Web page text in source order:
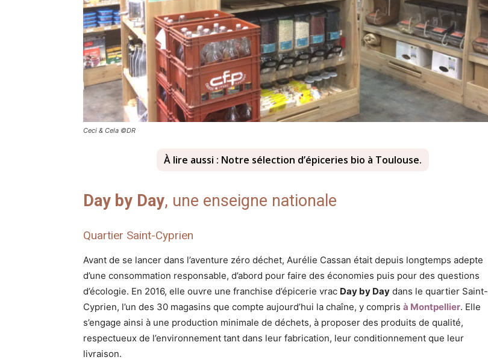
Ceci & Cela ©DR
À lire aussi : Notre sélection d’épiceries bio à Toulouse.
Day by Day, une enseigne nationale
Quartier Saint-Cyprien
Avant de se lancer dans l’aventure zéro déchet, Aurélie Cassan était depuis longtemps adepte
d’une consommation responsable, d’abord pour faire des économies puis pour des questions
d’écologie. En 2016, elle ouvre une franchise d’épicerie vrac Day by Day dans le quartier Saint-
Cyprien, l’un des 30 magasins que compte aujourd’hui la chaîne, y compris à Montpellier. Elle
s’engage ainsi à une production minimale de déchets, à proposer des produits de qualité,
respectueux de l’environnement tant dans leur fabrication, leur conditionnement que leur
livraison.